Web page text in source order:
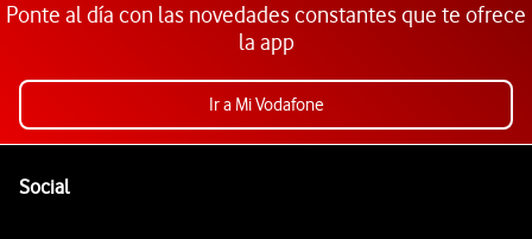
Ponte al día con las novedades constantes que te ofrece
la app
Ir a Mi Vodafone
SocialEnlaces a las redes sociales de Vodafone